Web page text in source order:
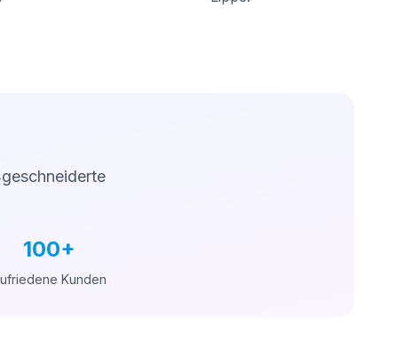
100+
Kunden